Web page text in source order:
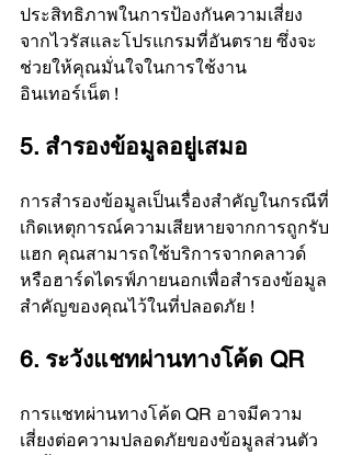
ประสิทธิภาพในการป้องกันความเสี่ยง
จากไวรัสและโปรแกรมที่อันตราย ซึ่งจะ
ช่วยให้คุณมั่นใจในการใช้งาน
อินเทอร์เน็ต !
5. สำรองข้อมูลอยู่เสมอ
การสำรองข้อมูลเป็นเรื่องสำคัญในกรณีที่
เกิดเหตุการณ์ความเสียหายจากการถูกรับ
แฮก คุณสามารถใช้บริการจากคลาวด์
หรือฮาร์ดไดรฟ์ภายนอกเพื่อสำรองข้อมูล
สำคัญของคุณไว้ในที่ปลอดภัย !
6. ระวังแชทผ่านทางโค้ด QR
การแชทผ่านทางโค้ด QR อาจมีความ
เสี่ยงต่อความปลอดภัยของข้อมูลส่วนตัว